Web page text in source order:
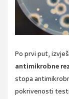
Po prvi put,
antimikrobne
stopa
pokrivenosti